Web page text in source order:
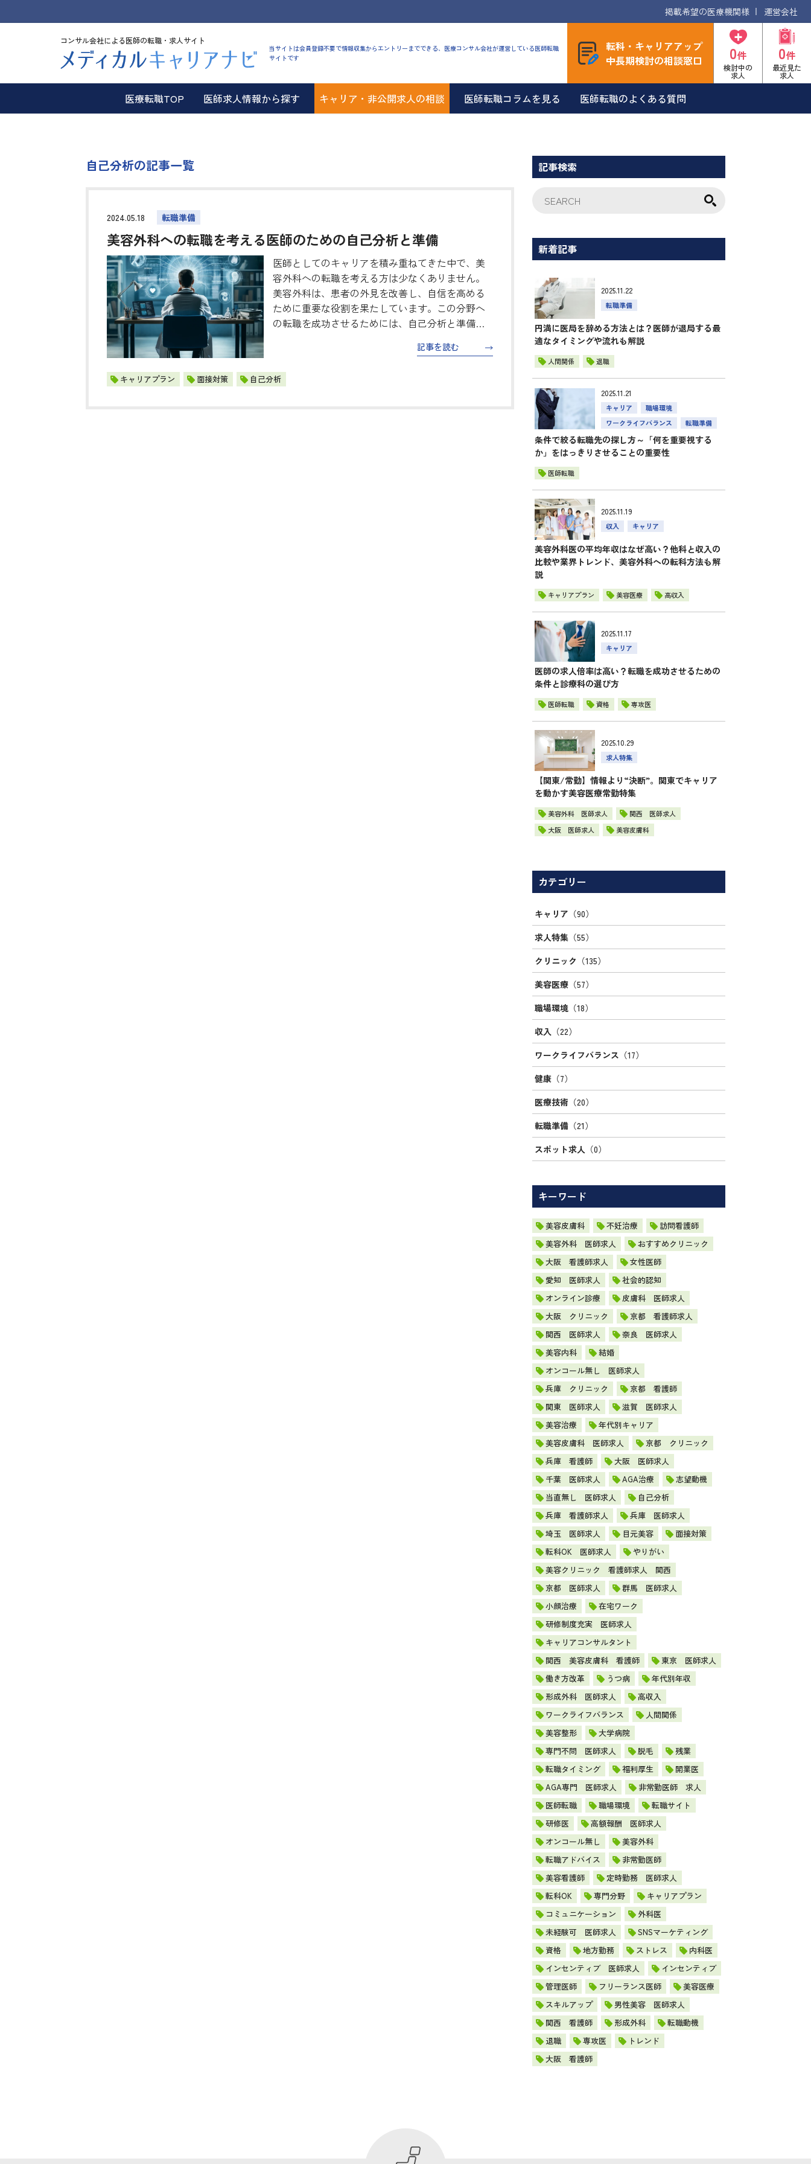
掲載希望の医療機関様 運営会社
コンサル会社による医師の転職・求人サイト
当サイトは会員登録不要で情報収集からエントリーまでできる、医療コンサル会社が運営している医師転職
サイトです
転科・キャリアアップ
中長期検討の相談窓口
0件
検討中の
求人
0件
最近見た
求人
医療転職TOP 医師求人情報から探す キャリア・非公開求人の相談 医師転職コラムを見る 医師転職のよくある質問
自己分析の記事一覧
2024.05.18 転職準備
美容外科への転職を考える医師のための自己分析と準備
医師としてのキャリアを積み重ねてきた中で、美
容外科への転職を考える方は少なくありません。
美容外科は、患者の外見を改善し、自信を高める
ために重要な役割を果たしています。この分野へ
の転職を成功させるためには、自己分析と準備が
師の方々に向けて、自己分析の方法や転…
記事を読む
キャリアプラン 面接対策 自己分析
記事検索
新着記事
2025.11.22
転職準備
円満に医局を辞める方法とは？医師が退局する最
適なタイミングや流れも解説
人間関係 退職
2025.11.21
キャリア
職場環境
ワークライフバランス
転職準備
条件で絞る転職先の探し方～「何を重要視する
か」をはっきりさせることの重要性
医師転職
2025.11.19
収入 キャリア
美容外科医の平均年収はなぜ高い？他科と収入の
比較や業界トレンド、美容外科への転科方法も解
説
キャリアプラン 美容医療 高収入
2025.11.17
キャリア
医師の求人倍率は高い？転職を成功させるための
条件と診療科の選び方
医師転職 資格 専攻医
2025.10.29
求人特集
【関東/常勤】情報より“決断”。関東でキャリア
を動かす美容医療常勤特集
美容外科 医師求人
関西 医師求人
大阪 医師求人
美容皮膚科
カテゴリー
キャリア （90）
求人特集 （55）
クリニック （135）
美容医療 （57）
職場環境 （18）
収入 （22）
ワークライフバランス （17）
健康 （7）
医療技術 （20）
転職準備 （21）
スポット求人 （0）
キーワード
美容皮膚科 不妊治療
訪問看護師
美容外科 医師求人
おすすめクリニック
大阪 看護師求人
女性医師
愛知 医師求人
社会的認知
オンライン診療
皮膚科 医師求人
大阪 クリニック
京都 看護師求人
関西 医師求人
奈良 医師求人
美容内科
結婚
オンコール無し 医師求人
兵庫 クリニック
京都 看護師
関東 医師求人
滋賀 医師求人
美容治療
年代別キャリア
美容皮膚科 医師求人
京都 クリニック
兵庫 看護師
大阪 医師求人
千葉 医師求人
AGA治療
志望動機
当直無し 医師求人
自己分析
兵庫 看護師求人
兵庫 医師求人
埼玉 医師求人
目元美容
面接対策
転科OK 医師求人
やりがい
美容クリニック 看護師求人 関西
京都 医師求人
群馬 医師求人
小顔治療
在宅ワーク
研修制度充実 医師求人
キャリアコンサルタント
関西 美容皮膚科 看護師
東京 医師求人
働き方改革
うつ病
年代別年収
形成外科 医師求人
高収入
ワークライフバランス
人間関係
美容整形
大学病院
専門不問 医師求人
脱毛
残業
転職タイミング
福利厚生
開業医
AGA専門 医師求人
非常勤医師 求人
医師転職
職場環境
転職サイト
研修医
高額報酬 医師求人
オンコール無し
美容外科
転職アドバイス
非常勤医師
美容看護師
定時勤務 医師求人
転科OK
専門分野
キャリアプラン
コミュニケーション
外科医
未経験可 医師求人
SNSマーケティング
資格
地方勤務 ストレス
内科医
インセンティブ 医師求人
インセンティブ
管理医師
フリーランス医師
美容医療
スキルアップ
男性美容 医師求人
関西 看護師
形成外科
転職動機
退職
専攻医
トレンド
大阪 看護師